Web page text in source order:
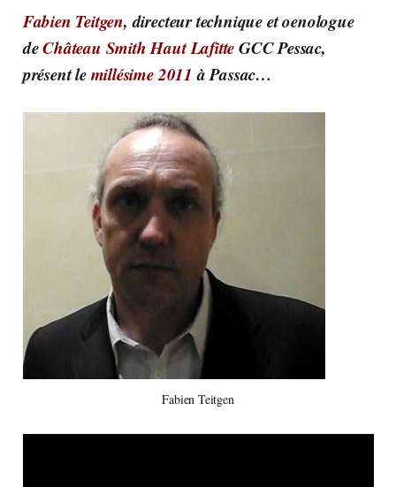
Fabien Teitgen, directeur technique et oenologue
deChâteau Smith Haut LafitteGCC Pessac,
présent lemillésime 2011 à Passac…
Fabien Teitgen